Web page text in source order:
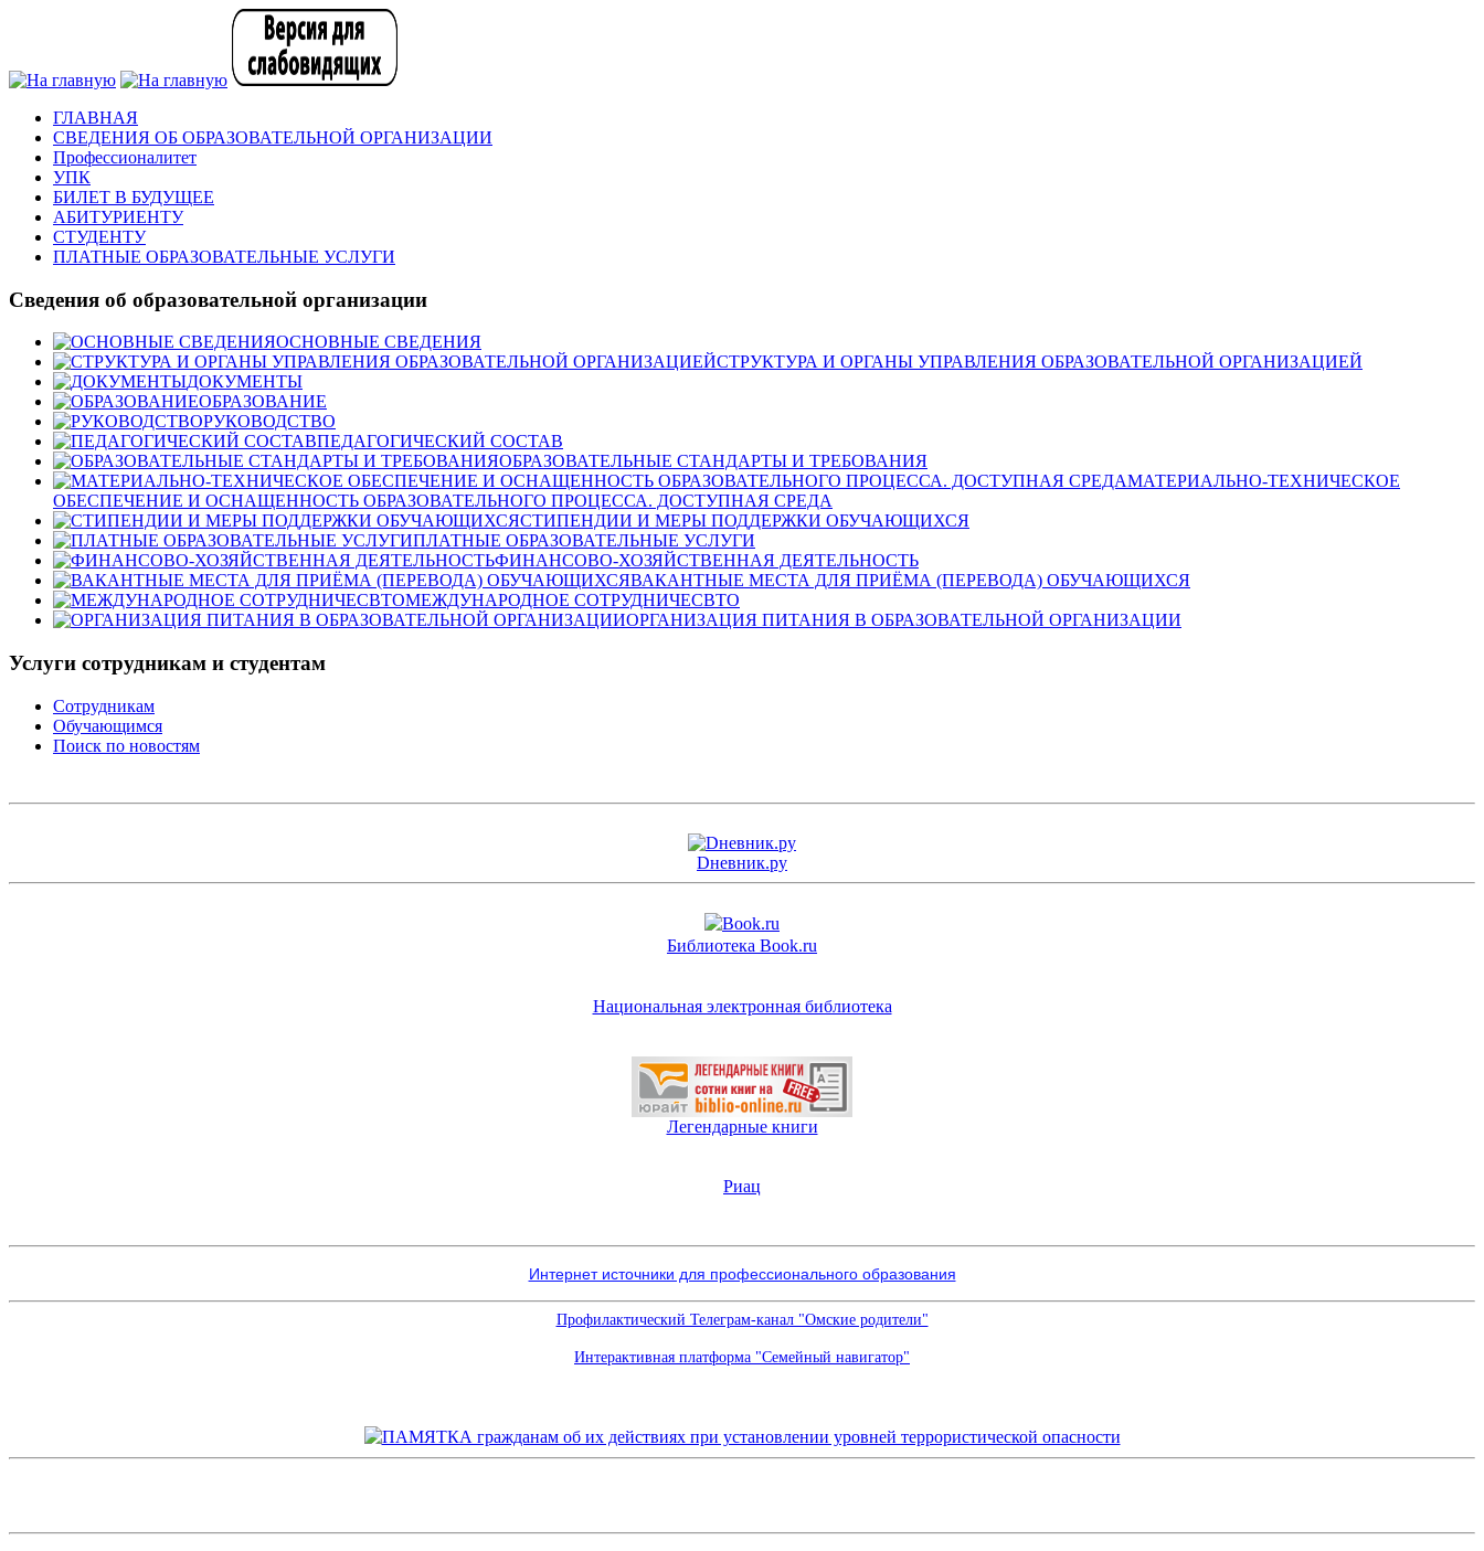
ГЛАВНАЯ
СВЕДЕНИЯ ОБ ОБРАЗОВАТЕЛЬНОЙ ОРГАНИЗАЦИИ
Профессионалитет
УПК
БИЛЕТ В БУДУЩЕЕ
АБИТУРИЕНТУ
СТУДЕНТУ
ПЛАТНЫЕ ОБРАЗОВАТЕЛЬНЫЕ УСЛУГИ
Сведения об образовательной организации
ОСНОВНЫЕ СВЕДЕНИЯ
СТРУКТУРА И ОРГАНЫ УПРАВЛЕНИЯ ОБРАЗОВАТЕЛЬНОЙ ОРГАНИЗАЦИЕЙ
ДОКУМЕНТЫ
ОБРАЗОВАНИЕ
РУКОВОДСТВО
ПЕДАГОГИЧЕСКИЙ СОСТАВ
ОБРАЗОВАТЕЛЬНЫЕ СТАНДАРТЫ И ТРЕБОВАНИЯ
МАТЕРИАЛЬНО-ТЕХНИЧЕСКОЕ
ОБЕСПЕЧЕНИЕ И ОСНАЩЕННОСТЬ ОБРАЗОВАТЕЛЬНОГО ПРОЦЕССА. ДОСТУПНАЯ СРЕДА
СТИПЕНДИИ И МЕРЫ ПОДДЕРЖКИ ОБУЧАЮЩИХСЯ
ПЛАТНЫЕ ОБРАЗОВАТЕЛЬНЫЕ УСЛУГИ
ФИНАНСОВО-ХОЗЯЙСТВЕННАЯ ДЕЯТЕЛЬНОСТЬ
ВАКАНТНЫЕ МЕСТА ДЛЯ ПРИЁМА (ПЕРЕВОДА) ОБУЧАЮЩИХСЯ
МЕЖДУНАРОДНОЕ СОТРУДНИЧЕСВТО
ОРГАНИЗАЦИЯ ПИТАНИЯ В ОБРАЗОВАТЕЛЬНОЙ ОРГАНИЗАЦИИ
Услуги сотрудникам и студентам
Сотрудникам
Обучающимся
Поиск по новостям
Dневник.ру
Библиотека Book.ru
Национальная электронная библиотека
Легендарные книги
Риац
Интернет источники для профессионального образования
Профилактический Телеграм-канал "Омские родители"
Интерактивная платформа "Семейный навигатор"